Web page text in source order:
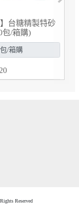
台糖】台糖道地有機
米(2kg/包)(0706)
Reserved